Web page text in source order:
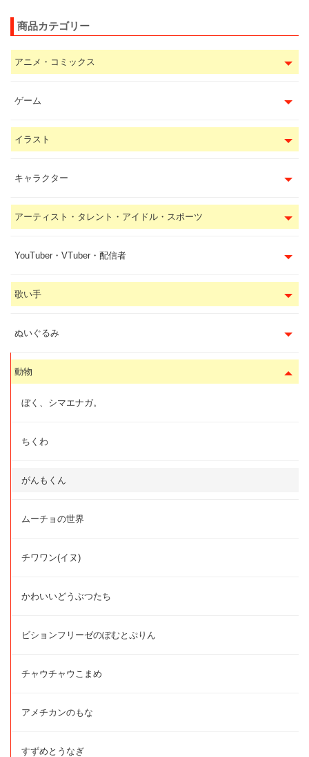
商品カテゴリー
アニメ・コミックス
ゲーム
イラスト
キャラクター
アーティスト・タレント・アイドル・スポーツ
YouTuber・VTuber・配信者
歌い手
ぬいぐるみ
動物
ぼく、シマエナガ。
ちくわ
がんもくん
ムーチョの世界
チワワン(イヌ)
かわいいどうぶつたち
ビションフリーゼのぽむとぷりん
チャウチャウこまめ
アメチカンのもな
すずめとうなぎ